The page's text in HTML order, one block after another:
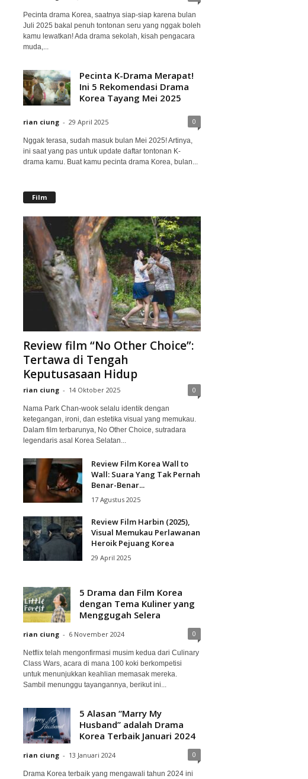
Pecinta drama Korea, saatnya siap-siap karena bulan
Juli 2025 bakal penuh tontonan seru yang nggak boleh
kamu lewatkan! Ada drama sekolah, kisah pengacara
muda,...
Pecinta K-Drama Merapat!
Ini 5 Rekomendasi Drama
Korea Tayang Mei 2025
rian ciung - 29 April 2025 0
Nggak terasa, sudah masuk bulan Mei 2025! Artinya,
ini saat yang pas untuk update daftar tontonan K-
drama kamu. Buat kamu pecinta drama Korea, bulan...
Film
Review film “No Other Choice”:
Tertawa di Tengah
Keputusasaan Hidup
rian ciung - 14 Oktober 2025 0
Nama Park Chan-wook selalu identik dengan
ketegangan, ironi, dan estetika visual yang memukau.
Dalam film terbarunya, No Other Choice, sutradara
legendaris asal Korea Selatan...
Review Film Korea Wall to
Wall: Suara Yang Tak Pernah
Benar-Benar...
17 Agustus 2025
Review Film Harbin (2025),
Visual Memukau Perlawanan
Heroik Pejuang Korea
29 April 2025
5 Drama dan Film Korea
dengan Tema Kuliner yang
Menggugah Selera
rian ciung - 6 November 2024 0
Netflix telah mengonfirmasi musim kedua dari Culinary
Class Wars, acara di mana 100 koki berkompetisi
untuk menunjukkan keahlian memasak mereka.
Sambil menunggu tayangannya, berikut ini...
5 Alasan “Marry My
Husband” adalah Drama
Korea Terbaik Januari 2024
rian ciung - 13 Januari 2024 0
Drama Korea terbaik yang mengawali tahun 2024 ini